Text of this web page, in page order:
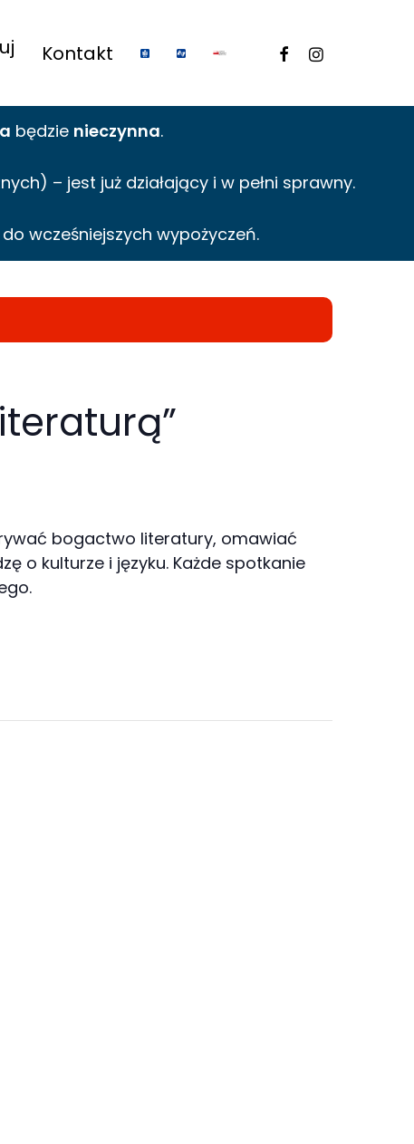
Kontakt facebookinstagram
będzie nieczynna.
– jest już działający i w pełni sprawny.
wcześniejszych wypożyczeń.
bogactwo literatury, omawiać
o kulturze i języku. Każde spotkanie